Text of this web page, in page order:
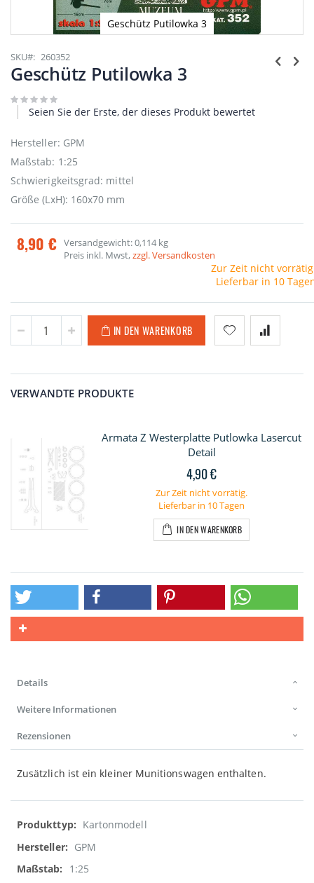
Geschütz Putilowka 3
Anfang
der
Bildgalerie
SKU 260352
Geschütz Putilowka 3
Seien Sie der Erste, der dieses Produkt bewertet
Hersteller: GPM
Maßstab: 1:25
Schwierigkeitsgrad: mittel
Größe (LxH): 160x70 mm
8,90 € Versandgewicht: 0,114 kg
Preis inkl. Mwst,zzgl. Versandkosten
Zur Zeit nicht
Lieferbar in 10
IN DEN WARENKORB
VERWANDTE PRODUKTE
Armata Z Westerplatte Putlowka Lasercut
Detail
4,90 €
Zur Zeit nicht vorrätig.
Lieferbar in 10 Tagen
IN DEN WARENKORB
Details
Weitere Informationen
Rezensionen
Zusätzlich ist ein kleiner Munitionswagen enthalten.
Weitere
Informationen
Kartonmodell
GPM
1:25